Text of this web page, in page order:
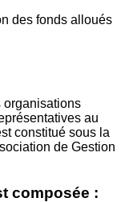
des fonds alloués
organisations
au
constitué sous la
de Gestion
composée :